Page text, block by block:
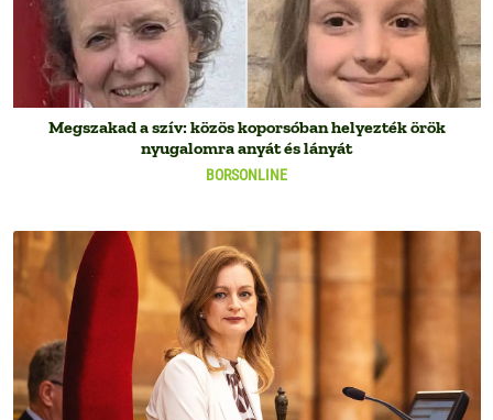
BORSONLINE
Megszakad a szív: közös koporsóban helyezték örök
nyugalomra anyát és lányát